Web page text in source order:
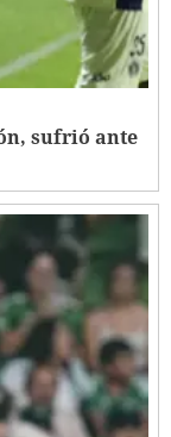
sufrió ante